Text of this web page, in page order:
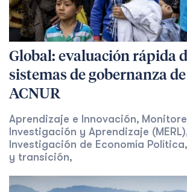
Global: evaluación rápida
sistemas de gobernanza
ACNUR
Aprendizaje e Innovación,
Investigación y Aprendizaje (MERL)
Investigación de Economía Política,
y transición,